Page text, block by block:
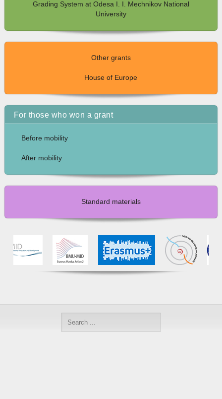
Grading System at Odesa I. I. Mechnikov National
University
Other grants
House of Europe
For those who won a grant
Before mobility
After mobility
Standard materials